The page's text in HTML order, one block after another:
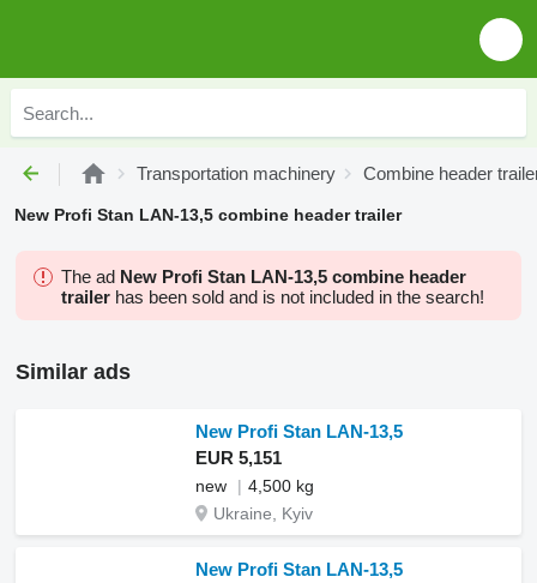
Transportation machinery Combine header
New Profi Stan LAN-13,5 combine header trailer
The ad New Profi Stan LAN-13,5 combine header
trailer has been sold and is not included in the search!
Similar ads
New Profi Stan LAN-13,5
EUR 5,151
new
4,500 kg
Ukraine, Kyiv
New Profi Stan LAN-13,5